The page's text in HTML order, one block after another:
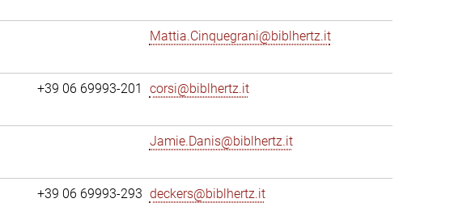
Mattia.Cinquegrani@biblhertz.it
+39 06 69993-201 corsi@biblhertz.it
Jamie.Danis@biblhertz.it
+39 06 69993-293 deckers@biblhertz.it